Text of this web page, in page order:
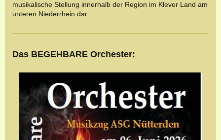
musikalische Stellung innerhalb der Region im Klever Land am
unteren Niederrhein dar.
Das BEGEHBARE Orchester: